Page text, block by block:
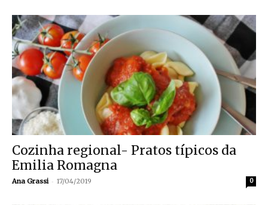
Cozinha regional- Pratos típicos da
Emilia Romagna
Ana Grassi - 17/04/2019 0